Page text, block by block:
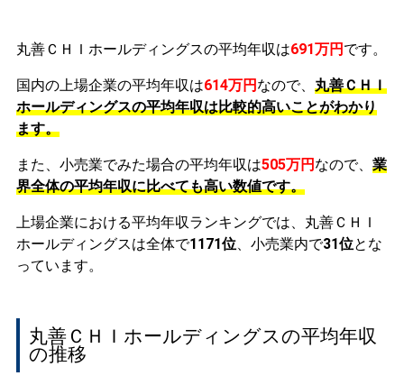
丸善ＣＨＩホールディングスの平均年収は691万円 です。
国内の上場企業の平均年収は614万円 なので、 丸善ＣＨＩ
ホールディングスの平均年収は比較的高いことがわかり
ます。
また、小売業でみた場合の平均年収は505万円 なので、 業
界全体の平均年収に比べても高い数値です。
上場企業における平均年収ランキングでは、丸善ＣＨＩ
ホールディングスは全体で1171位、小売業内で31位とな
っています。
丸善ＣＨＩホールディングスの平均年収
の推移